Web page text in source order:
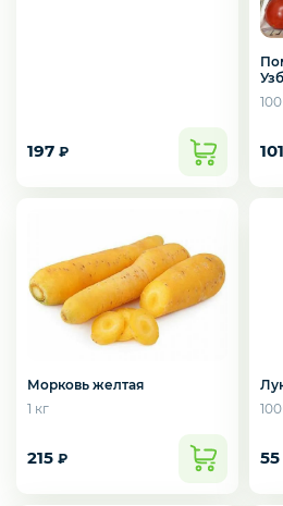
Соленья
Замороженные
Замороженное пюре
197 ₽ 101
Морковь желтая
1 кг
215 ₽ 55